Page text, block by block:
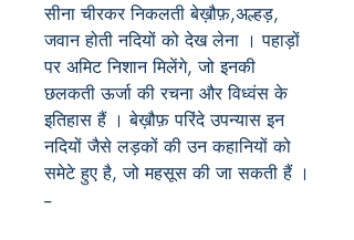
सीना चीरकर निकलती बेख़ौफ़,अल्हड़,
जवान होती नदियों को देख लेना । पहाड़ों
पर अमिट निशान मिलेंगे, जो इनकी
छलकती ऊर्जा की रचना और विध्वंस के
इतिहास हैं । बेख़ौफ़ परिंदे उपन्यास इन
नदियों जैसे लड़कों की उन कहानियों को
समेटे हुए है, जो महसूस की जा सकती हैं ।
--